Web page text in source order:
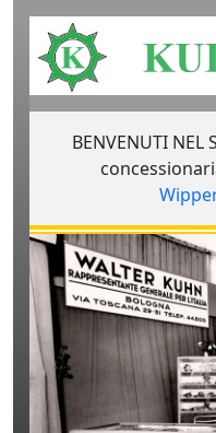
BENVENUTI NEL